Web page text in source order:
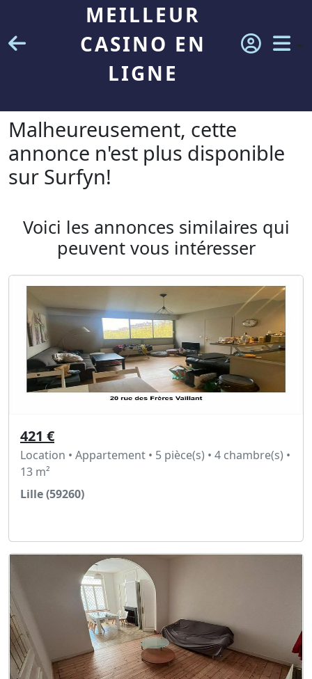
MEILLEUR
CASINO EN
LIGNE
Malheureusement, cette
annonce n'est plus disponible
sur Surfyn!
Voici les annonces similaires qui
peuvent vous intéresser
421 €
Location • Appartement • 5 pièce(s) • 4 chambre(s) •
13 m²
Lille (59260)